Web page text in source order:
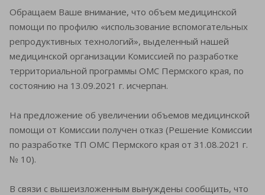
Обращаем Ваше внимание, что объем медицинской
помощи по профилю «использование вспомогательных
репродуктивных технологий», выделенный нашей
медицинской организации Комиссией по разработке
территориальной программы ОМС Пермского края, по
состоянию на 13.09.2021 г. исчерпан.
На предложение об увеличении объемов медицинской
помощи от Комиссии получен отказ (Решение Комиссии
по разработке ТП ОМС Пермского края от 31.08.2021 г.
№ 10).
В связи с вышеизложенным вынуждены сообщить, что